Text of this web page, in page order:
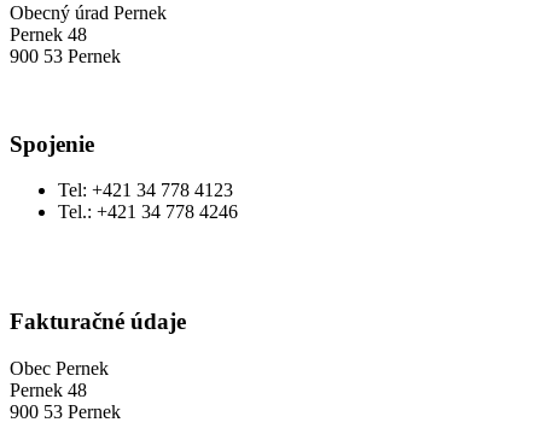
Obecný úrad Pernek
Pernek 48
900 53 Pernek
Spojenie
Tel: +421 34 778 4123
Tel.: +421 34 778 4246
Fakturačné údaje
Obec Pernek
Pernek 48
900 53 Pernek